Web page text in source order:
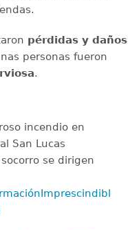
pérdidas y daños
personas fueron
.
incendio en
San Lucas
se dirigen